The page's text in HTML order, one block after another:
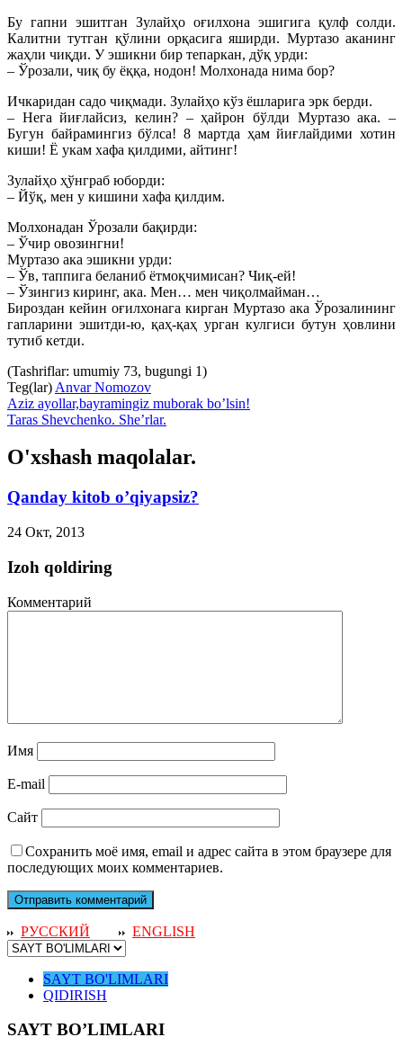
Бу гапни эшитган Зулайҳо оғилхона эшигига қулф солди.
Калитни тутган қўлини орқасига яширди. Муртазо аканинг
жаҳли чиқди. У эшикни бир тепаркан, дўқ урди:
– Ўрозали, чиқ бу ёққа, нодон! Молхонада нима бор?
Ичкаридан садо чиқмади. Зулайҳо кўз ёшларига эрк берди.
– Нега йиғлайсиз, келин? – ҳайрон бўлди Муртазо ака. –
Бугун байрамингиз бўлса! 8 мартда ҳам йиғлайдими хотин
киши! Ё укам хафа қилдими, айтинг!
Зулайҳо ҳўнграб юборди:
– Йўқ, мен у кишини хафа қилдим.
Молхонадан Ўрозали бақирди:
– Ўчир овозингни!
Муртазо ака эшикни урди:
– Ўв, таппига беланиб ётмоқчимисан? Чиқ-ей!
– Ўзингиз киринг, ака. Мен… мен чиқолмайман…
Бироздан кейин оғилхонага кирган Муртазо ака Ўрозалининг
гапларини эшитди-ю, қаҳ-қаҳ урган кулгиси бутун ҳовлини
тутиб кетди.
(Tashriflar: umumiy 73, bugungi 1)
Teg(lar) Anvar Nomozov
Aziz ayollar,bayramingiz muborak bo’lsin!
Taras Shevchenko. She’rlar.
O'xshash maqolalar.
Qanday kitob o’qiyapsiz?
24 Окт, 2013
Izoh qoldiring
Комментарий
Имя
E-mail
Сайт
Сохранить моё имя, email и адрес сайта в этом браузере для
последующих моих комментариев.
РУССКИЙ ENGLISH
SAYT BO'LIMLARI
QIDIRISH
SAYT BO’LIMLARI